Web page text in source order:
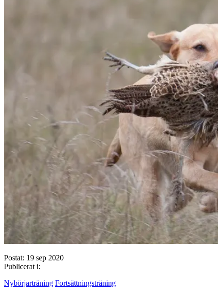
Postat: 19 sep 2020
Publicerat i:
Nybörjarträning Fortsättningsträning